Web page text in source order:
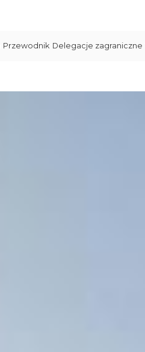
Przewodnik Delegacje zagraniczne